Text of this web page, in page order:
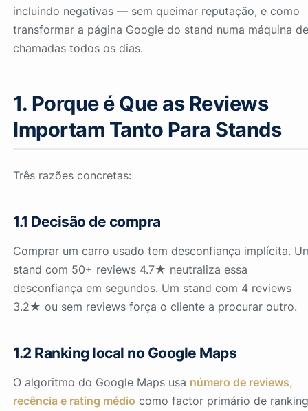
incluindo negativas — sem queimar reputação, e como
transformar a página Google do stand numa máquina
chamadas todos os dias.
1. Porque é Que as Reviews
Importam Tanto Para Stands
Três razões concretas:
1.1 Decisão de compra
Comprar um carro usado tem desconfiança implícita.
stand com 50+ reviews 4.7★ neutraliza essa
desconfiança em segundos. Um stand com 4 reviews
3.2★ ou sem reviews força o cliente a procurar outro.
1.2 Ranking local no Google Maps
O algoritmo do Google Maps usa número de reviews,
recência e rating médio como factor primário de